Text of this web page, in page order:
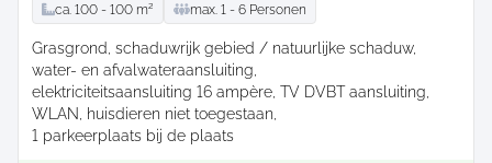
ca. 100 - 100 m² max. 1 - 6 Personen
Grasgrond schaduwrijk gebied / natuurlijke schaduw
water- en afvalwateraansluiting
elektriciteitsaansluiting 16 ampère TV DVBT aansluiting
WLAN
huisdieren niet toegestaan
1 parkeerplaats bij de plaats